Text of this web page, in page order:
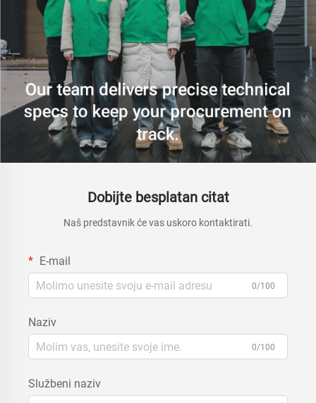
Dobijte besplatan citat
Naš predstavnik će vas uskoro kontaktirati.
E-mail
0/100
Naziv
0/100
Službeni naziv